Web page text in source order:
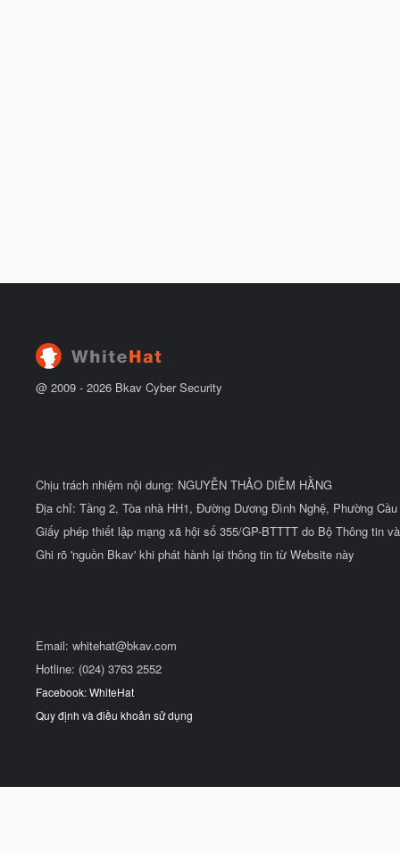
@ 2009 - 2026 Bkav Cyber Security
Chịu trách nhiệm nội dung: NGUYỄN THẢO DIỄM HẰNG
Địa chỉ: Tầng 2, Tòa nhà HH1, Đường Dương Đình Nghệ, Phường
Giấy phép thiết lập mạng xã hội số 355/GP-BTTTT do Bộ Thông tin
Ghi rõ 'nguồn Bkav' khi phát hành lại thông tin từ Website này
Email: whitehat@bkav.com
Hotline: (024) 3763 2552
Facebook: WhiteHat
Quy định và điều khoản sử dụng